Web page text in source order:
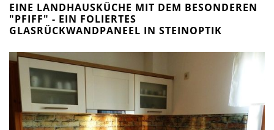
EINE LANDHAUSKÜCHE MIT DEM BESONDEREN
"PFIFF" - EIN FOLIERTES
GLASRÜCKWANDPANEEL IN STEINOPTIK